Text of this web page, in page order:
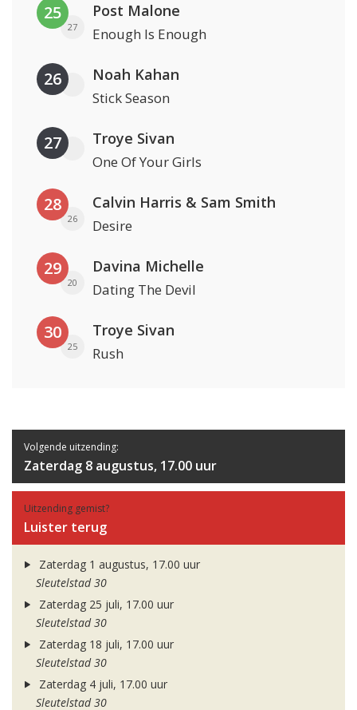
25
27
Post Malone
Enough Is Enough
26 Noah Kahan
Stick Season
27 Troye Sivan
One Of Your Girls
28
26
Calvin Harris & Sam Smith
Desire
29
20
Davina Michelle
Dating The Devil
30
25
Troye Sivan
Rush
Volgende uitzending:
Zaterdag 8 augustus, 17.00 uur
Uitzending gemist?
Luister terug
Zaterdag 1 augustus, 17.00 uur
Sleutelstad 30
Zaterdag 25 juli, 17.00 uur
Sleutelstad 30
Zaterdag 18 juli, 17.00 uur
Sleutelstad 30
Zaterdag 4 juli, 17.00 uur
Sleutelstad 30